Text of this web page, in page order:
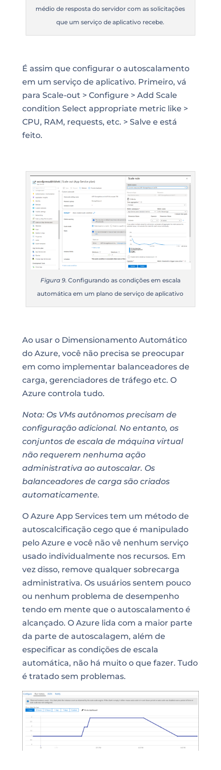
médio de resposta do servidor com as solicitações
que um serviço de aplicativo recebe.
É assim que configurar o autoscalamento
em um serviço de aplicativo. Primeiro, vá
para Scale-out > Configure > Add Scale
condition Select appropriate metric like >
CPU, RAM, requests, etc. > Salve e está
feito.
Figura 9. Configurando as condições em escala
automática em um plano de serviço de aplicativo
Ao usar o Dimensionamento Automático
do Azure, você não precisa se preocupar
em como implementar balanceadores de
carga, gerenciadores de tráfegoetc. O
Azure controla tudo.
Nota: Os VMs autônomos precisam de
configuração adicional. No entanto, os
conjuntos de escala de máquina virtual
não requerem nenhuma ação
administrativa ao autoscalar. Os
balanceadores de carga são criados
automaticamente.
O Azure App Services tem um método de
autoscalcificação cego que é manipulado
pelo Azure e você não vê nenhum serviço
usado individualmente nos recursos. Em
vez disso, remove qualquer sobrecarga
administrativa. Os usuários sentem pouco
ou nenhum problema de desempenho
tendo em mente que o autoscalamento é
alcançado. O Azure lida com a maior parte
da parte de autoscalagem, além de
especificar as condições de escala
automática, não há muito o que fazer. Tudo
é tratado sem problemas.